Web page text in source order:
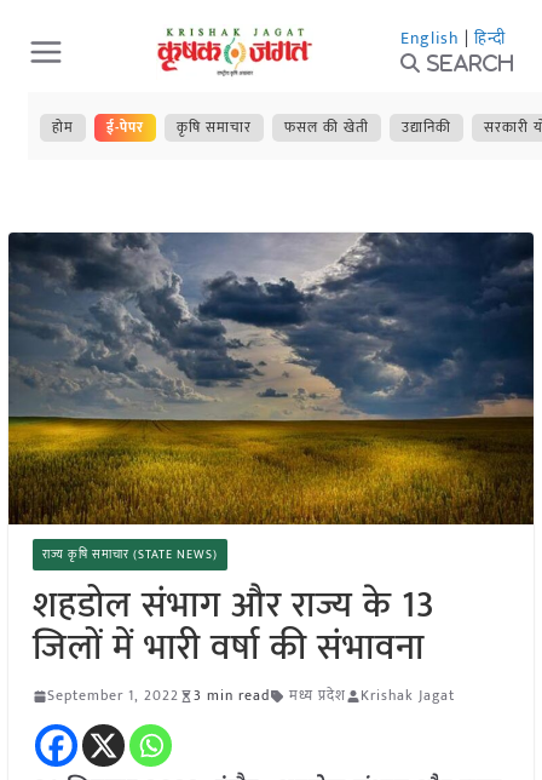
Skip
to
content
English | हिन्दी
Search
होम ई-पेपर कृषि समाचार फसल की खेती उद्यानिकी सरकारी
राज्य कृषि समाचार (STATE NEWS)
शहडोल संभाग और राज्य के 13
जिलों में भारी वर्षा की संभावना
September 1, 2022 3 min read मध्य प्रदेश Krishak Jagat